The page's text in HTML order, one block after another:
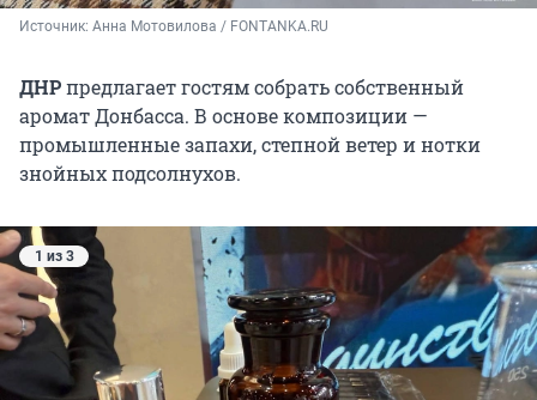
Источник: Анна Мотовилова / FONTANKA.RU
ДНРпредлагает гостям собрать собственный
аромат Донбасса. В основе композиции —
промышленные запахи, степной ветер и нотки
знойных подсолнухов.
1 из 3